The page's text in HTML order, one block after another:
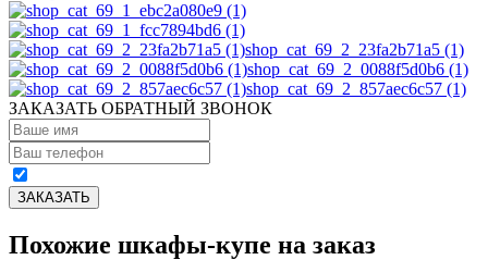
shop_cat_69_2_23fa2b71a5 (1)
shop_cat_69_2_0088f5d0b6 (1)
shop_cat_69_2_857aec6c57 (1)
ЗАКАЗАТЬ ОБРАТНЫЙ ЗВОНОК
Похожие шкафы-купе на заказ